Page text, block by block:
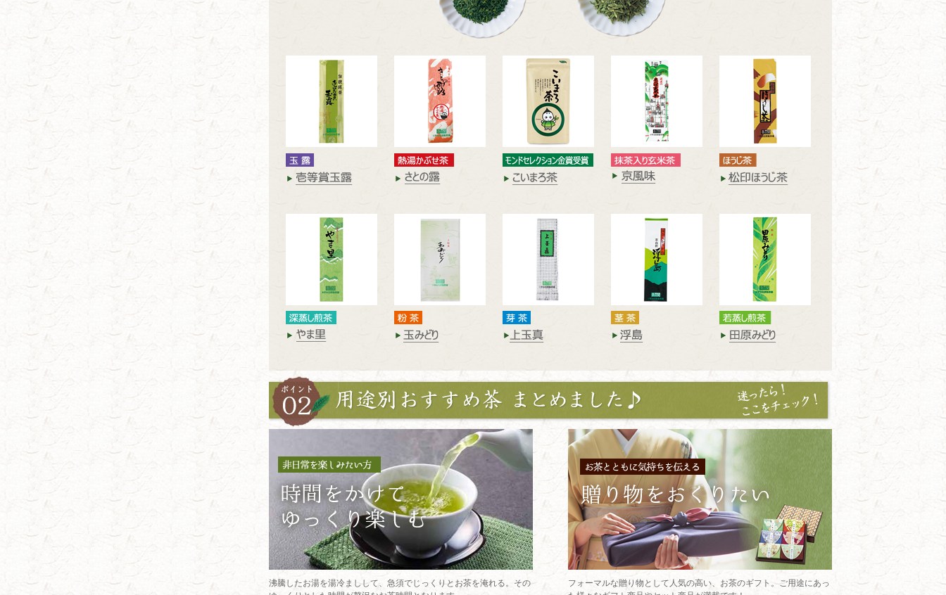
沸騰したお湯を湯冷ましして、急須でじっくりとお茶を淹れる。その
フォーマルな贈り物として人気の高い、お茶のギフト。ご用途にあっ